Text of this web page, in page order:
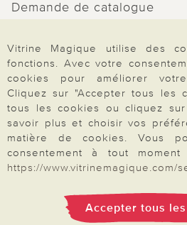
Demande de catalogue
Droit de rétractation
Rétractation
Paiement & Livraison
À propos de nous
Vitrine Magique utilise des
fonctions. Avec votre
cookies pour améliorer
Cliquez sur "Accepter tous les
tous les cookies ou cliquez
savoir plus et choisir vos
matière de cookies. Vous
consentement à tout
https://www.vitrinemagique.com/
Accepter tous